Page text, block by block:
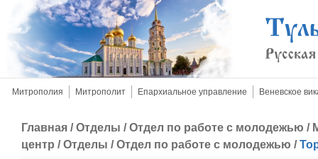
Митрополия Митрополит Епархиальное управление Веневское
Главная /Отделы /Отдел по работе с молодежью /
центр /Отделы /Отдел по работе с молодежью /